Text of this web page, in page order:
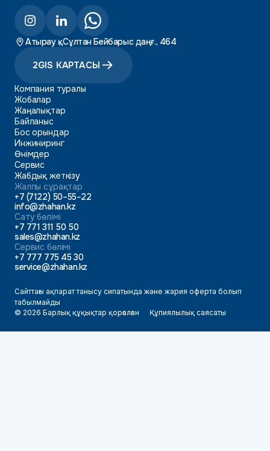
Атырау қ., Сұлтан Бейбарыс даңғ., 464
2GIS КАРТАСЫ
Компания туралы
Жобалар
Жаңалықтар
Байланыс
Бос орындар
Инжиниринг
Өнімдер
Сервис
Жабдық жеткізу
Жалпы сұрақтар
+7 (7122) 50–55–22
info@zhahan.kz
Сату бөлімі
+7 771 311 50 50
sales@zhahan.kz
Сервис бөлімі
+7 777 775 45 30
service@zhahan.kz
Сайттағы ақпарат танысу сипатында және жария оферта болып
табылмайды
© 2026 Барлық құқықтар қорғалған
Құпиялылық саясаты